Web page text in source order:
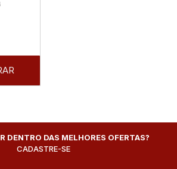
DENTRO DAS MELHORES OFERTAS?
CADASTRE-SE